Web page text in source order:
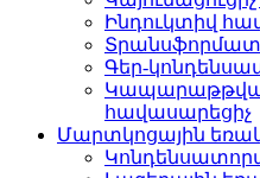
Ինդուկտիվ
Գեր-
հավասարեցիչ
Մարտկոցային